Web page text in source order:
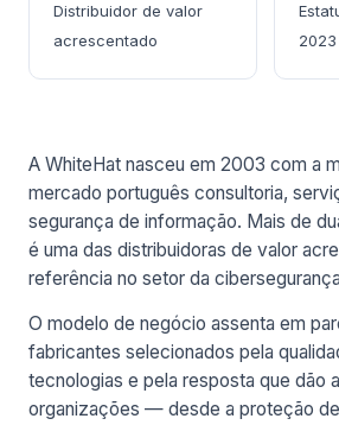
Distribuidor de valor
acrescentado
2023
A WhiteHat nasceu em 2003 com a
mercado português consultoria,
segurança de informação. Mais de
é uma das distribuidoras de valor
referência no setor da
O modelo de negócio assenta em
fabricantes selecionados pela
tecnologias e pela resposta que dão
organizações — desde a proteção